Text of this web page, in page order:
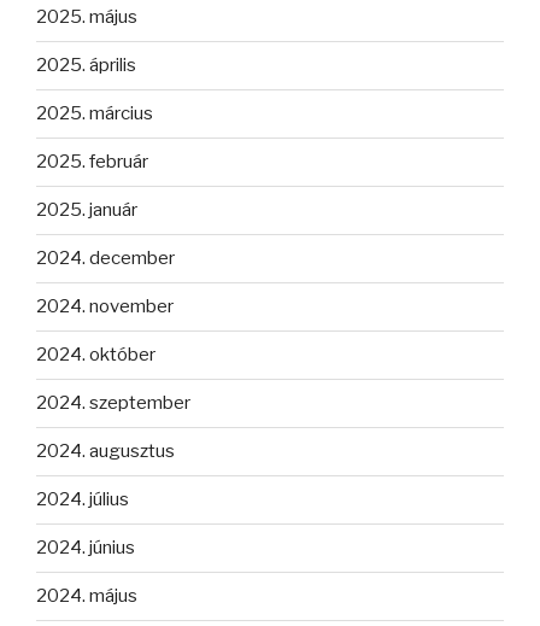
2025. május
2025. április
2025. március
2025. február
2025. január
2024. december
2024. november
2024. október
2024. szeptember
2024. augusztus
2024. július
2024. június
2024. május